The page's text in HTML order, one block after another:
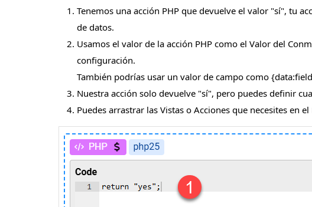
Tenemos una acción PHP que devuelve el valor "sí", tu
de datos.
Usamos el valor de la acción PHP como el Valor del
configuración.
También podrías usar un valor de campo como
Nuestra acción solo devuelve "sí", pero puedes definir
Puedes arrastrar las Vistas o Acciones que necesites en